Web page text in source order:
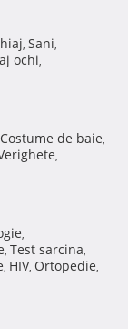
, Sani,
ochi,
Costume de baie,
,
,
, Test sarcina,
, HIV, Ortopedie,